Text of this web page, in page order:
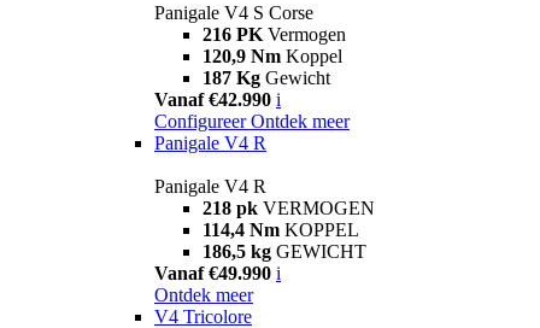
Panigale V4 S Corse
216 PK Vermogen
120,9 Nm Koppel
187 Kg Gewicht
Vanaf €42.990 i
Configureer Ontdek meer
Panigale V4 R
Panigale V4 R
218 pk VERMOGEN
114,4 Nm KOPPEL
186,5 kg GEWICHT
Vanaf €49.990 i
Ontdek meer
V4 Tricolore